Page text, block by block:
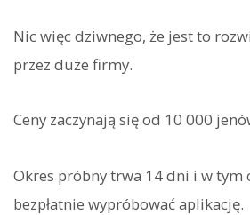
Nic więc dziwnego, że jest to
przez duże firmy.
Ceny zaczynają się od 10 000
Okres próbny trwa 14 dni i w tym
bezpłatnie wypróbować aplikację.